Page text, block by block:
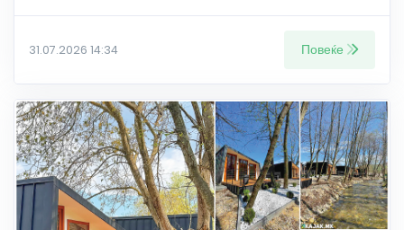
31.07.2026 14:34 Повеќе